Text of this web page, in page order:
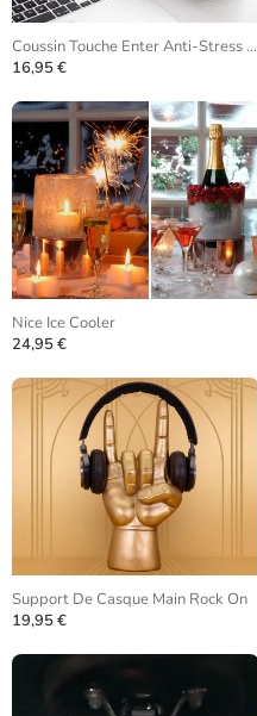
Coussin Touche Enter Anti-Stress USB
16,95 €
Nice Ice Cooler
24,95 €
Support De Casque Main Rock On
19,95 €